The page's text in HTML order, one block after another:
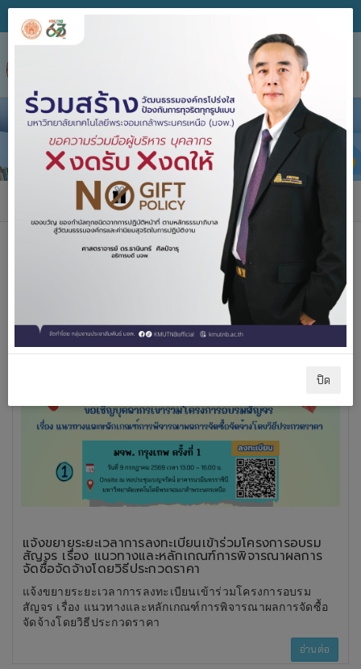
ข่าวประชาสัมพันธ์
ข่าวประชาสัมพันธ์
แจ้งขยายระยะเวลาการลงทะเบียนเข้าร่วมโครงการอบรม
สัญจร เรื่อง แนวทางและหลักเกณฑ์การพิจารณาผลการ
จัดซื้อจัดจ้างโดยวิธีประกวดราคา
แจ้งขยายระยะเวลาการลงทะเบียนเข้าร่วมโครงการอบรม
สัญจร เรื่อง แนวทางและหลักเกณฑ์การพิจารณาผลการจัดซื้อ
จัดจ้างโดยวิธีประกวดราคา
อ่านต่อ
ปิด